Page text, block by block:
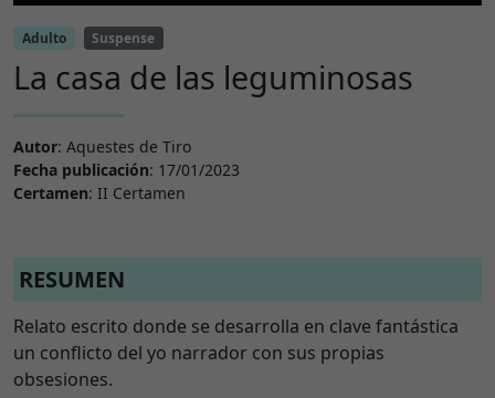
Adulto Suspense
La casa de las leguminosas
Autor: Aquestes de Tiro
Fecha publicación: 17/01/2023
Certamen: II Certamen
RESUMEN
Relato escrito donde se desarrolla en clave fantástica
un conflicto del yo narrador con sus propias
obsesiones.